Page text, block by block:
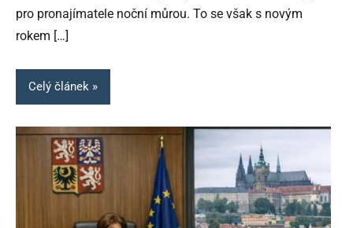
pro pronajímatele noční můrou. To se však s novým
rokem […]
Celý článek